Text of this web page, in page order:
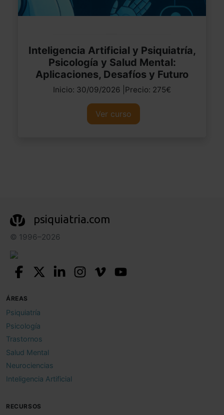
Inteligencia Artificial y Psiquiatría,
Psicología y Salud Mental:
Aplicaciones, Desafíos y Futuro
Inicio: 30/09/2026 |Precio: 275€
Ver curso
psiquiatria.com
© 1996–2026
ÁREAS
Psiquiatría
Psicología
Trastornos
Salud Mental
Neurociencias
Inteligencia Artificial
RECURSOS